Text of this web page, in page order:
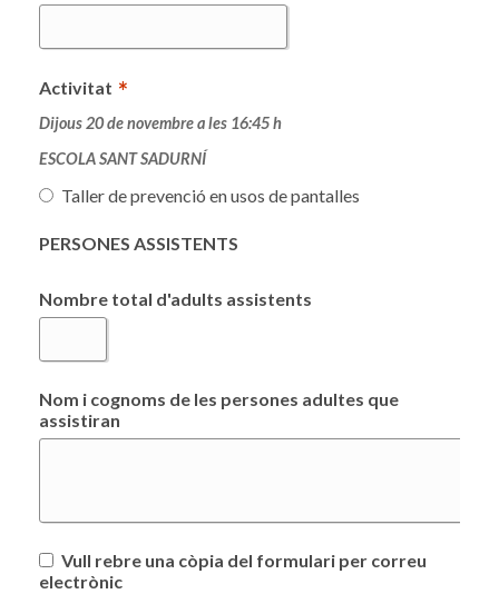
Activitat *
Dijous 20 de novembre a les 16:45 h
ESCOLA SANT SADURNÍ
Taller de prevenció en usos de pantalles
PERSONES ASSISTENTS
Nombre total d'adults assistents
Nom i cognoms de les persones adultes que
assistiran
Vull rebre una còpia del formulari per correu
electrònic